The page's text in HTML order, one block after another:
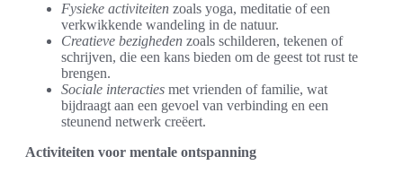
Fysieke activiteiten zoals yoga, meditatie of een
verkwikkende wandeling in de natuur.
Creatieve bezigheden zoals schilderen, tekenen of
schrijven, die een kans bieden om de geest tot rust te
brengen.
Sociale interacties met vrienden of familie, wat
bijdraagt aan een gevoel van verbinding en een
steunend netwerk creëert.
Activiteiten voor mentale ontspanning